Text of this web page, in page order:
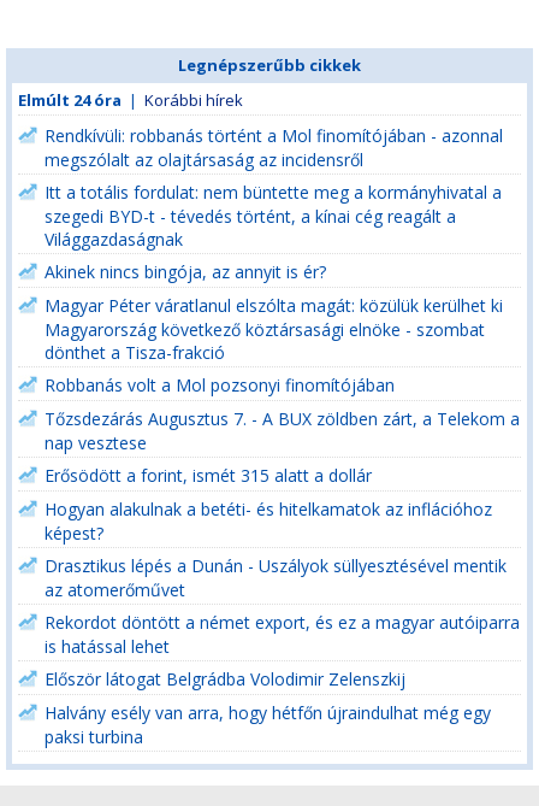
Legnépszerűbb cikkek
Elmúlt 24 óra | Korábbi hírek
Rendkívüli: robbanás történt a Mol finomítójában - azonnal
megszólalt az olajtársaság az incidensről
Itt a totális fordulat: nem büntette meg a kormányhivatal a
szegedi BYD-t - tévedés történt, a kínai cég reagált a
Világgazdaságnak
Akinek nincs bingója, az annyit is ér?
Magyar Péter váratlanul elszólta magát: közülük kerülhet ki
Magyarország következő köztársasági elnöke - szombat
dönthet a Tisza-frakció
Robbanás volt a Mol pozsonyi finomítójában
Tőzsdezárás Augusztus 7. - A BUX zöldben zárt, a Telekom a
nap vesztese
Erősödött a forint, ismét 315 alatt a dollár
Hogyan alakulnak a betéti- és hitelkamatok az inflációhoz
képest?
Drasztikus lépés a Dunán - Uszályok süllyesztésével mentik
az atomerőművet
Rekordot döntött a német export, és ez a magyar autóiparra
is hatással lehet
Először látogat Belgrádba Volodimir Zelenszkij
Halvány esély van arra, hogy hétfőn újraindulhat még egy
paksi turbina